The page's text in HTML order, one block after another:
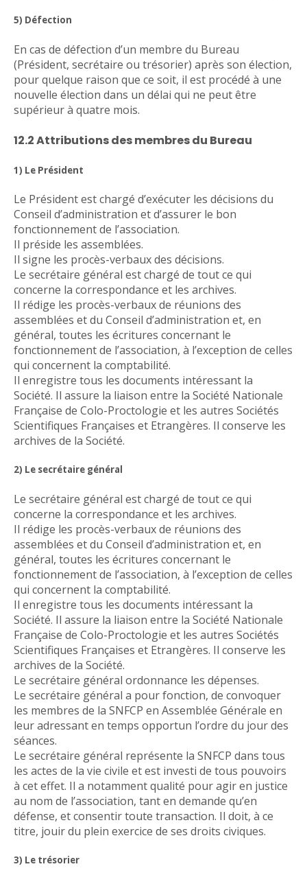
5) Défection
En cas de défection d’un membre du Bureau
(Président, secrétaire ou trésorier) après son élection,
pour quelque raison que ce soit, il est procédé à une
nouvelle élection dans un délai qui ne peut être
supérieur à quatre mois.
12.2 Attributions des membres du Bureau
1) Le Président
Le Président est chargé d’exécuter les décisions du
Conseil d’administration et d’assurer le bon
fonctionnement de l’association.
Il préside les assemblées.
Il signe les procès-verbaux des décisions.
Le secrétaire général est chargé de tout ce qui
concerne la correspondance et les archives.
Il rédige les procès-verbaux de réunions des
assemblées et du Conseil d’administration et, en
général, toutes les écritures concernant le
fonctionnement de l’association, à l’exception de celles
qui concernent la comptabilité.
Il enregistre tous les documents intéressant la
Société. Il assure la liaison entre la Société Nationale
Française de Colo-Proctologie et les autres Sociétés
Scientifiques Françaises et Etrangères. Il conserve les
archives de la Société.
2) Le secrétaire général
Le secrétaire général est chargé de tout ce qui
concerne la correspondance et les archives.
Il rédige les procès-verbaux de réunions des
assemblées et du Conseil d’administration et, en
général, toutes les écritures concernant le
fonctionnement de l’association, à l’exception de celles
qui concernent la comptabilité.
Il enregistre tous les documents intéressant la
Société. Il assure la liaison entre la Société Nationale
Française de Colo-Proctologie et les autres Sociétés
Scientifiques Françaises et Etrangères. Il conserve les
archives de la Société.
Le secrétaire général ordonnance les dépenses.
Le secrétaire général a pour fonction, de convoquer
les membres de la SNFCP en Assemblée Générale en
leur adressant en temps opportun l’ordre du jour des
séances.
Le secrétaire général représente la SNFCP dans tous
les actes de la vie civile et est investi de tous pouvoirs
à cet effet. Il a notamment qualité pour agir en justice
au nom de l’association, tant en demande qu’en
défense, et consentir toute transaction. Il doit, à ce
titre, jouir du plein exercice de ses droits civiques.
3) Le trésorier